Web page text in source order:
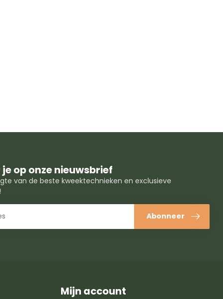
op onze nieuwsbrief
van de beste kweektechnieken en exclusieve
Abonneer
Mijn account